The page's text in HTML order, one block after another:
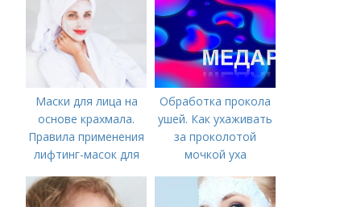
Маски для лица на
основе крахмала.
Правила применения
лифтинг-масок для
Обработка прокола
ушей. Как ухаживать
за проколотой
мочкой уха